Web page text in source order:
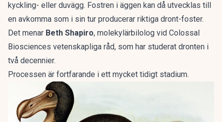
kyckling- eller duvägg. Fostren i äggen kan då utvecklas till
en avkomma som i sin tur producerar riktiga dront-foster.
Det menar Beth Shapiro, molekylärbilolog vid Colossal
Biosciences vetenskapliga råd, som har studerat dronten i
två decennier.
Processen är fortfarande i ett mycket tidigt stadium.